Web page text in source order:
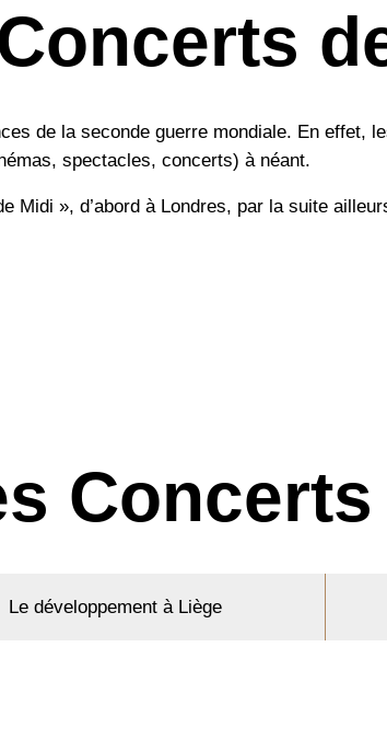
de la seconde guerre mondiale. En effet,
spectacles, concerts) à néant.
Midi », d’abord à Londres, par la suite
Le développement à Liège